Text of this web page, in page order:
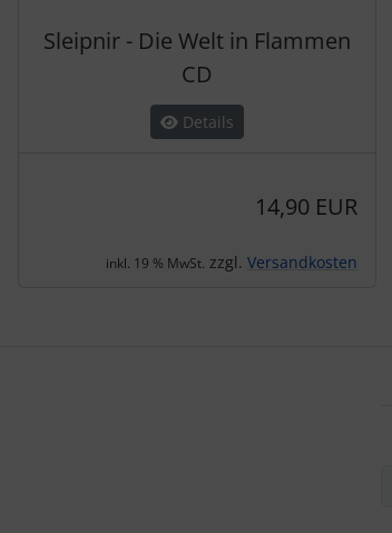
Sleipnir - Die Welt in Flammen
CD
Details
14,90 EUR
inkl. 19 % MwSt. zzgl. Versandkosten